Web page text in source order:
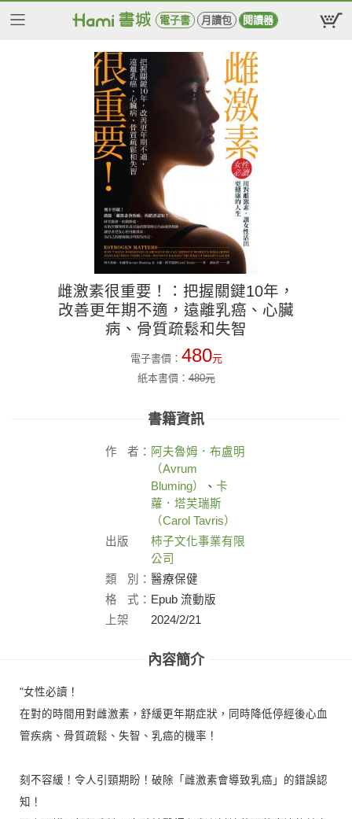
電子書 月讀包 閱讀器
雌激素很重要！：把握關鍵10年，
改善更年期不適，遠離乳癌、心臟
病、骨質疏鬆和失智
電子書價： 480元
紙本書價：480元
書籍資訊
作 者： 阿夫魯姆．布盧明
（Avrum
Bluming）
、 卡
蘿．塔芙瑞斯
（Carol Tavris）
出版
柿子文化事業有限
公司
類
別： 醫療保健
格
式： Epub 流動版
上架
2024/2/21
內容簡介
"女性必讀！
在對的時間用對雌激素，舒緩更年期症狀，同時降低停經後心血
管疾病、骨質疏鬆、失智、乳癌的機率！
刻不容緩！令人引頸期盼！破除「雌激素會導致乳癌」的錯誤認
知！